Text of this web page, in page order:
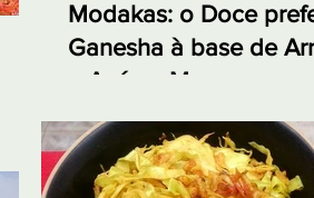
Modakas: o Doce
Ganesha à base de
e Açúcar Mascavo